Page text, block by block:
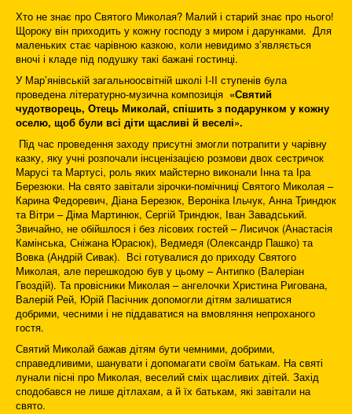
Хто не знає про Святого Миколая? Малий і старий знає про нього!
Щороку він приходить у кожну господу з миром і дарунками. Для
маленьких стає чарівною казкою, коли невидимо з’являється
вночі і кладе під подушку такі бажані гостинці.
У Мар’янівській загальноосвітній школі I-II ступенів була
проведена літературно-музична композиція «Святий
чудотворець, Отець Миколай, спішить з подарунком у кожну
оселю, щоб були всі діти щасливі й веселі».
Під час проведення заходу присутні змогли потрапити у чарівну
казку, яку учні розпочали інсценізацією розмови двох сестричок
Марусі та Мартусі, роль яких майстерно виконали Інна та Іра
Березюки. На свято завітали зірочки-помічниці Святого Миколая –
Карина Федоревич, Діана Березюк, Вероніка Ільчук, Анна Триндюк
та Вітри – Діма Мартинюк, Сергій Триндюк, Іван Завадський.
Звичайно, не обійшлося і без лісових гостей – Лисичок (Анастасія
Камінська, Сніжана Юрасюк), Ведмедя (Олександр Пашко) та
Вовка (Андрій Сивак). Всі готувалися до приходу Святого
Миколая, але перешкодою був у цьому – Антипко (Валеріан
Гвоздій). Та провісники Миколая – ангелочки Христина Ригована,
Валерій Рей, Юрій Пасічник допомогли дітям залишатися
добрими, чесними і не піддаватися на вмовляння непроханого
гостя.
Святий Миколай бажав дітям бути чемними, добрими,
справедливими, шанувати і допомагати своїм батькам. На святі
лунали пісні про Миколая, веселий сміх щасливих дітей. Захід
сподобався не лише дітлахам, а й їх батькам, які завітали на
свято.